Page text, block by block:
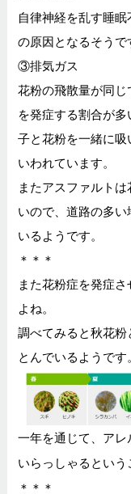
自律神経を乱す睡
の原因となるそうで
③排気ガス
花粉の飛散量が同
を発症する割合が
子と花粉を一緒に
いわれています。
またアスファルト
いので、道路の多
いるようです。
＊＊＊
また花粉症を発症
よね。
調べてみると秋花
とんでいるようです。
一年を通じて、ア
いらっしゃるとい
＊＊＊